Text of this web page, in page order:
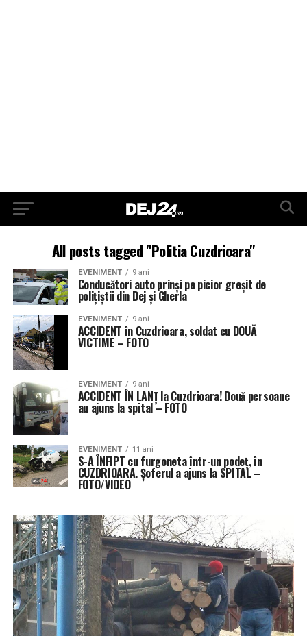
All posts tagged "Politia Cuzdrioara"
EVENIMENT 9 ani
Conducători auto prinși pe picior greșit de
polițiștii din Dej și Gherla
EVENIMENT 9 ani
ACCIDENT în Cuzdrioara, soldat cu DOUĂ
VICTIME – FOTO
EVENIMENT 9 ani
ACCIDENT ÎN LANȚ la Cuzdrioara! Două persoane
au ajuns la spital – FOTO
EVENIMENT 11 ani
S-A ÎNFIPT cu furgoneta într-un podeț, în
CUZDRIOARA. Șoferul a ajuns la SPITAL –
FOTO/VIDEO